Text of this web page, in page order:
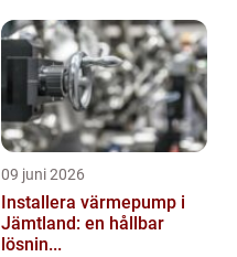
09 juni 2026
Installera värmepump i
Jämtland: en hållbar
lösnin...